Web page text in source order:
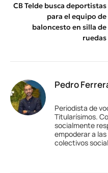
CB Telde busca deportistas
para el equipo de
baloncesto en silla de
ruedas
Pedro
Periodista de
Titularísimos.
socialmente
empoderar a
colectivos